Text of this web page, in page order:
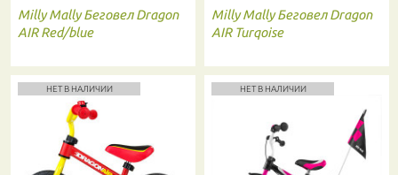
Milly Mally Беговел Dragon
AIR Red/blue
Milly Mally Беговел Dragon
AIR Turqoise
НЕТ В НАЛИЧИИ НЕТ В НАЛИЧИИ